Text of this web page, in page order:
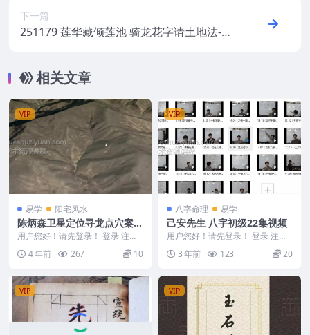
下一篇
251179 莲华藏倾莲池 骑龙花字请土地法-骑
相关文章
VIP
易学 阳宅风水
陈炳森卫星定位寻龙点穴案例
分析视频 27集
用户您好！请先登录！ 登录 注册
陈炳森卫星定位寻龙点穴案例分析
视频 27集 编...
4 年前 267 10
VIP
八字命理 易学
己安先生 八字初级22集视频
用户您好！请先登录！ 登录 注册
八字初级—己安先生 没有仔细审
核每一集视频 请...
3 年前 123 20
VIP VIP